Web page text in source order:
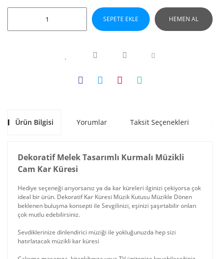
SEPETE EKLE HEMEN AL
Ürün Bilgisi Yorumlar Taksit Seçenekleri
Dekoratif Melek Tasarımlı Kurmalı Müzikli
Cam Kar Küresi
Hediye seçeneği arıyorsanız ya da kar küreleri ilginizi çekiyorsa çok
ideal bir ürün. Dekoratif Kar Küresi Müzik Kutusu Müzikle Dönen
beklenen buluşma konsepti ile Sevgilinizi, eşinizi şaşırtabilir onları
çok mutlu edebilirsiniz.
Sevdiklerinize dinlendirici müziği ile yokluğunuzda hep sizi
hatırlatacak müzikli kar küresi